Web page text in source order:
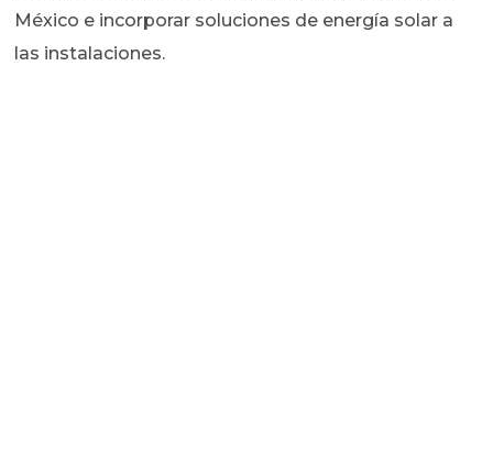
México e incorporar soluciones de energía solar a
las instalaciones.